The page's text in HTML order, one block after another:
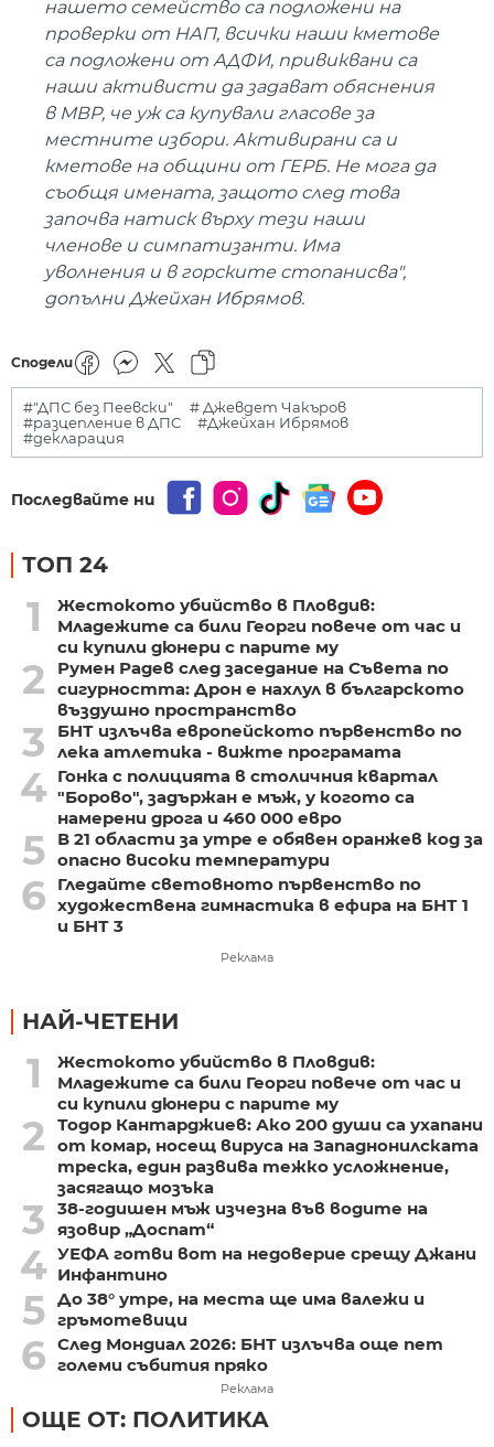
нашето семейство са подложени на
проверки от НАП, всички наши кметове
са подложени от АДФИ, привиквани са
наши активисти да задават обяснения
в МВР, че уж са купували гласове за
местните избори. Активирани са и
кметове на общини от ГЕРБ. Не мога да
съобщя имената, защото след това
започва натиск върху тези наши
членове и симпатизанти. Има
уволнения и в горските стопанисва",
допълни Джейхан Ибрямов.
Сподели
#"ДПС без Пеевски"
# Джевдет Чакъров
#разцепление в ДПС
#Джейхан Ибрямов
#декларация
Последвайте ни
ТОП 24
1
Жестокото убийство в Пловдив:
Младежите са били Георги повече от час и
си купили дюнери с парите му
2
Румен Радев след заседание на Съвета по
сигурността: Дрон е нахлул в българското
въздушно пространство
3
БНТ излъчва европейското първенство по
лека атлетика - вижте програмата
4 Гонка с полицията в столичния квартал
"Борово", задържан е мъж, у когото са
намерени дрога и 460 000 евро
5
В 21 области за утре е обявен оранжев код за
опасно високи температури
6
Гледайте световното първенство по
художествена гимнастика в ефира на БНТ 1
и БНТ 3
Реклама
НАЙ-ЧЕТЕНИ
1
Жестокото убийство в Пловдив:
Младежите са били Георги повече от час и
си купили дюнери с парите му
2
Тодор Кантарджиев: Ако 200 души са ухапани
от комар, носещ вируса на Западнонилската
треска, един развива тежко усложнение,
засягащо мозъка
3
38-годишен мъж изчезна във водите на
язовир „Доспат“
4 УЕФА готви вот на недоверие срещу Джани
Инфантино
5 До 38° утре, на места ще има валежи и
гръмотевици
6 След Мондиал 2026: БНТ излъчва още пет
големи събития пряко
Реклама
ОЩЕ ОТ: ПОЛИТИКА